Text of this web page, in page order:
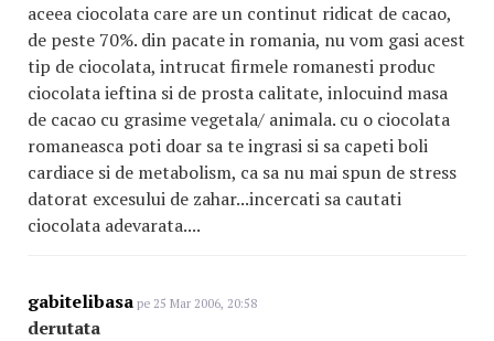
aceea ciocolata care are un continut ridicat de cacao,
de peste 70%. din pacate in romania, nu vom gasi acest
tip de ciocolata, intrucat firmele romanesti produc
ciocolata ieftina si de prosta calitate, inlocuind masa
de cacao cu grasime vegetala/ animala. cu o ciocolata
romaneasca poti doar sa te ingrasi si sa capeti boli
cardiace si de metabolism, ca sa nu mai spun de stress
datorat excesului de zahar...incercati sa cautati
ciocolata adevarata....
gabitelibasa pe 25 Mar 2006, 20:58
derutata